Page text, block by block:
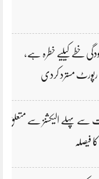
خطے کیلیے خطرہ ہے،
رپورٹ مسترد کردی
سے پہلے الیکشنز سے متعلق
فیصلہ